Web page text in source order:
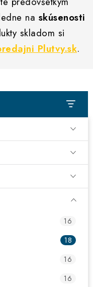
Kontakt
na skúsenosti
skladom si
Plutvy.sk.
16
18
16
16